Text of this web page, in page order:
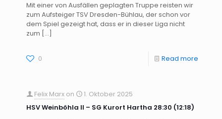
Mit einer von Ausfällen geplagten Truppe reisten wir
zum Aufsteiger TSV Dresden-Bühlau, der schon vor
dem Spiel gezeigt hat, dass er in dieser Liga nicht
zum […]
0 Read more
Felix Marx on
1. Oktober 2025
HSV Weinböhla II – SG Kurort Hartha 28:30 (12:18)